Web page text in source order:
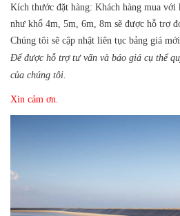
Kích thước đặt hàng: Khách hàng mua với
như khổ 4m, 5m, 6m, 8m sẽ được hỗ trợ
Chúng tôi sẽ cập nhật liên tục bảng giá
Để được hỗ trợ tư vấn và báo giá cụ thể
của chúng tôi.
Xin cảm ơn.